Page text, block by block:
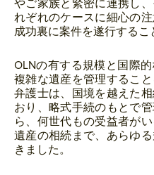
やご家族と緊密に連携し
れぞれのケースに細心の
成功裏に案件を遂行するこ
OLNの有する規模と国際
複雑な遺産を管理するこ
弁護士は、国境を越えた
おり、略式手続のもとで
ら、何世代もの受益者が
遺産の相続まで、あらゆ
きました。